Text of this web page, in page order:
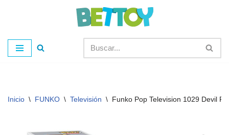
al
contenido
Inicio \ FUNKO \ Televisión \ Funko Pop Television 1029 Devil